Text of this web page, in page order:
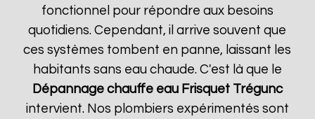
fonctionnel pour répondre aux besoins
quotidiens. Cependant, il arrive souvent que
ces systèmes tombent en panne, laissant les
habitants sans eau chaude. C'est là que le
Dépannage chauffe eau Frisquet Trégunc
intervient. Nos plombiers expérimentés sont